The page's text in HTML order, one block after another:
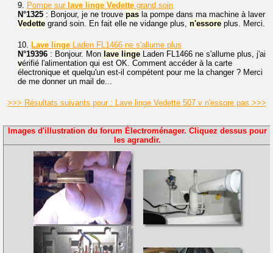
9. Pompe sur lave linge Vedette grand soin
N°1325 : Bonjour, je ne trouve pas la pompe dans ma machine à laver
Vedette grand soin. En fait elle ne vidange plus, n'essore plus. Merci.
10. Lave linge Laden FL1466 ne s'allume plus
N°19396 : Bonjour. Mon lave linge Laden FL1466 ne s'allume plus, j'ai
vérifié l'alimentation qui est OK. Comment accéder à la carte
électronique et quelqu'un est-il compétent pour me la changer ? Merci
de me donner un mail de...
>>> Résultats suivants pour : Lave linge Vedette 507 v n'essore pas >>>
Images d'illustration du forum Électroménager. Cliquez dessus pour
les agrandir.